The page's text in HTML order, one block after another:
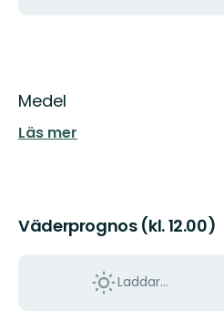
Beskrivning
Medel
Läs mer
Väderprognos (kl. 12.00)
Laddar...